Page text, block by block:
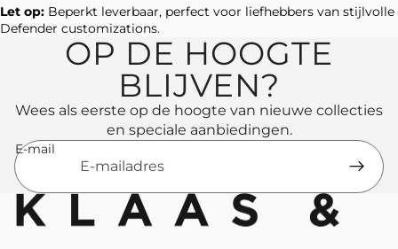
Let op: Beperkt leverbaar, perfect voor liefhebbers van stijlvolle
Defender customizations.
OP DE HOOGTE
BLIJVEN?
Wees als eerste op de hoogte van nieuwe collecties
en speciale aanbiedingen.
E-mail